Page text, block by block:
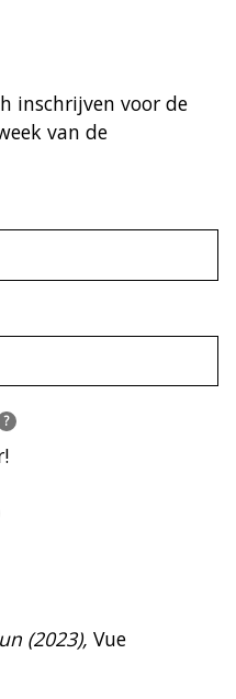
inschrijven voor de
van de
?
(2023), Vue